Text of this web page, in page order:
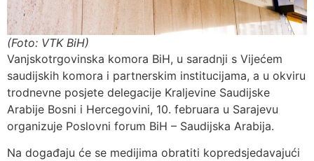
(Foto: VTK BiH)
Vanjskotrgovinska komora BiH, u saradnji s Vijećem
saudijskih komora i partnerskim institucijama, a u okviru
trodnevne posjete delegacije Kraljevine Saudijske
Arabije Bosni i Hercegovini, 10. februara u Sarajevu
organizuje Poslovni forum BiH – Saudijska Arabija.
Na događaju će se medijima obratiti kopredsjedavajući